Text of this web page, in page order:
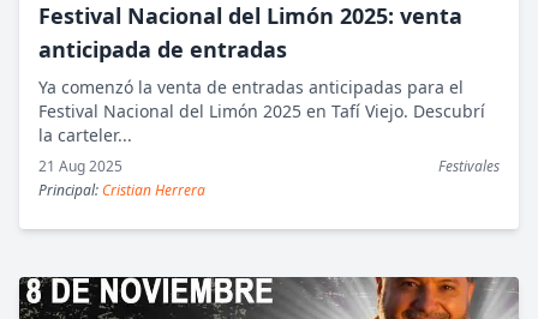
Festival Nacional del Limón 2025: venta
anticipada de entradas
Ya comenzó la venta de entradas anticipadas para el
Festival Nacional del Limón 2025 en Tafí Viejo. Descubrí
la carteler...
21 Aug 2025
Festivales
Principal:Cristian Herrera